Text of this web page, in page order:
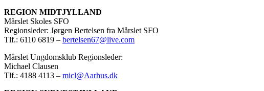
REGION MIDTJYLLAND
Mårslet Skoles SFO
Regionsleder: Jørgen Bertelsen fra Mårslet SFO
Tlf.: 6110 6819 – bertelsen67@live.com
Mårslet Ungdomsklub Regionsleder:
Michael Clausen
Tlf.: 4188 4113 – micl@Aarhus.dk